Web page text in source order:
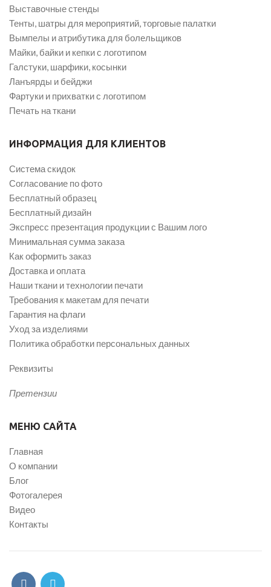
Выставочные стенды
Тенты, шатры для мероприятий, торговые палатки
Вымпелы и атрибутика для болельщиков
Майки, байки и кепки с логотипом
Галстуки, шарфики, косынки
Ланъярды и бейджи
Фартуки и прихватки с логотипом
Печать на ткани
ИНФОРМАЦИЯ ДЛЯ КЛИЕНТОВ
Система скидок
Согласование по фото
Бесплатный образец
Бесплатный дизайн
Экспресс презентация продукции с Вашим лого
Минимальная сумма заказа
Как оформить заказ
Доставка и оплата
Наши ткани и технологии печати
Требования к макетам для печати
Гарантия на флаги
Уход за изделиями
Политика обработки персональных данных
Реквизиты
Претензии
МЕНЮ САЙТА
Главная
О компании
Блог
Фотогалерея
Видео
Контакты